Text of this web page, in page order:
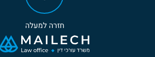
חזרה למעלה